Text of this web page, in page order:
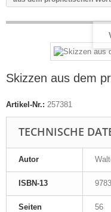
Skizzen aus dem
Artikel-Nr.: 257381
TECHNISCHE
Autor
ISBN-13
Seiten 56